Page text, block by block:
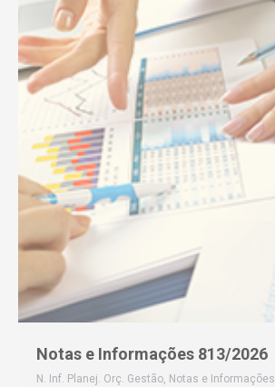
Notas e Informações 813/2026
N. Inf. Planej. Orç. Gestão, Notas e Informações